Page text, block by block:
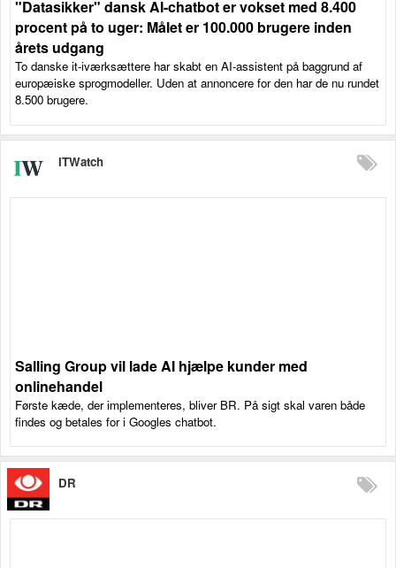
"Datasikker" dansk AI-chatbot er vokset med 8.400
procent på to uger: Målet er 100.000 brugere inden
årets udgang
To danske it-iværksættere har skabt en AI-assistent på baggrund af
europæiske sprogmodeller. Uden at annoncere for den har de nu rundet
8.500 brugere.
ITWatch
Salling Group vil lade AI hjælpe kunder med
onlinehandel
Første kæde, der implementeres, bliver BR. På sigt skal varen både
findes og betales for i Googles chatbot.
DR